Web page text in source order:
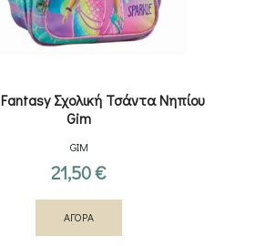
Σχολική Τσάντα Νηπίου
Gim
GIM
21,50€
ΑΓΟΡΑ